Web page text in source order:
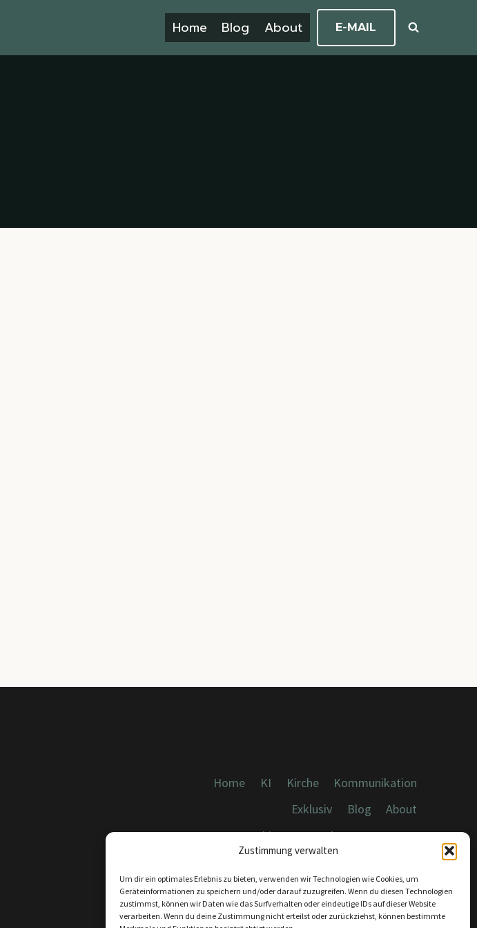
Zustimmung verwalten
Um dir ein optimales Erlebnis zu bieten, verwenden wir Technologien wie Cookies, um
Geräteinformationen zu speichern und/oder darauf zuzugreifen. Wenn du diesen Technologien
zustimmst, können wir Daten wie das Surfverhalten oder eindeutige IDs auf dieser Website
verarbeiten. Wenn du deine Zustimmung nicht erteilst oder zurückziehst, können bestimmte
Home Blog About E-MAIL
Home KI Kirche
Kommunikation
Exklusiv
Blog
About
Cookies, Datenschutz, Impressum
KONTAKT: